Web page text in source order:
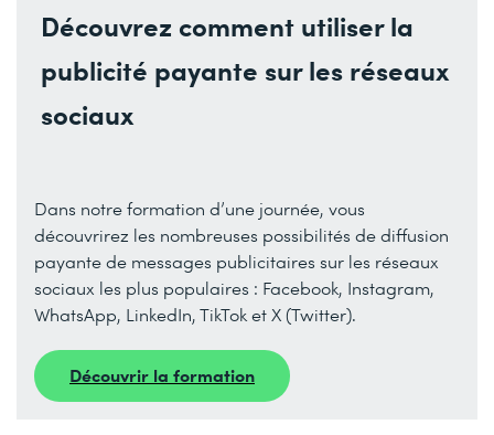
Découvrez comment utiliser la
publicité payante sur les réseaux
sociaux
Dans notre formation d’une journée, vous
découvrirez les nombreuses possibilités de diffusion
payante de messages publicitaires sur les réseaux
sociaux les plus populaires : Facebook, Instagram,
WhatsApp, LinkedIn, TikTok et X (Twitter).
Découvrir la formation